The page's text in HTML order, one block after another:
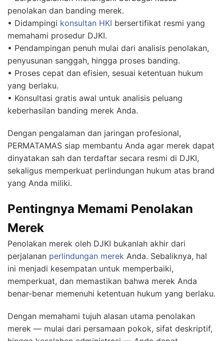
penolakan dan banding merek.
• Didampingi konsultan HKI bersertifikat resmi yang
memahami prosedur DJKI.
• Pendampingan penuh mulai dari analisis penolakan,
penyusunan sanggah, hingga proses banding.
• Proses cepat dan efisien, sesuai ketentuan hukum
yang berlaku.
• Konsultasi gratis awal untuk analisis peluang
keberhasilan banding merek Anda.
Dengan pengalaman dan jaringan profesional,
PERMATAMAS siap membantu Anda agar merek dapat
dinyatakan sah dan terdaftar secara resmi di DJKI,
sekaligus memperkuat perlindungan hukum atas brand
yang Anda miliki.
Pentingnya Memami Penolakan
Merek
Penolakan merek oleh DJKI bukanlah akhir dari
perjalanan perlindungan merek Anda. Sebaliknya, hal
ini menjadi kesempatan untuk memperbaiki,
memperkuat, dan memastikan bahwa merek Anda
benar-benar memenuhi ketentuan hukum yang berlaku.
Dengan memahami tujuh alasan utama penolakan
merek — mulai dari persamaan pokok, sifat deskriptif,